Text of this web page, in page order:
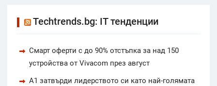
Techtrends.bg: IT тенденции
Смарт оферти с до 90% отстъпка за над 150
устройства от Vivacom през август
А1 затвърди лидерството си като най-голямата